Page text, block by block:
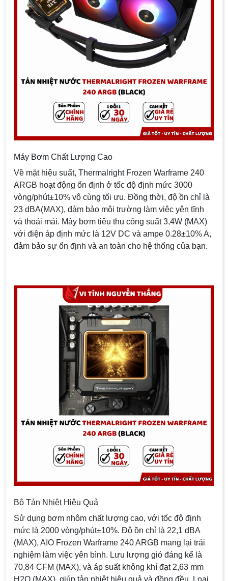
Máy Bơm Chất Lượng Cao
Về mặt hiệu suất, Thermalright Frozen Warframe 240
ARGB hoạt động ổn định ở tốc độ định mức 3000
vòng/phút±10% vô cùng tối ưu. Đồng thời, độ ồn chỉ là
23 dBA(MAX), đảm bảo môi trường làm việc yên tĩnh
và thoải mái. Máy bơm tiêu thụ công suất 3,4W (MAX)
với điện áp định mức là 12V DC và ampe 0.28±10% A,
đảm bảo sự ổn định và an toàn cho hệ thống của bạn.
Bộ Tản Nhiệt Hiệu Quả
Sử dụng bơm nhôm chất lượng cao, với tốc độ định
mức là 2000 vòng/phút±10%. Độ ồn chỉ là 22,1 dBA
(MAX), AIO Frozen Warframe 240 ARGB mang lại trải
nghiệm làm việc yên bình. Lưu lượng gió đáng kể là
70,84 CFM (MAX), và áp suất không khí đạt 2,63 mm